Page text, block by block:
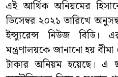
এই আর্থিক অনিয়মের
ডিসেম্বর ২০২১ তারিখে
ইন্স্যুরেন্স নিউজ বিডি।
মন্ত্রণালয়কে জানানো হয়
টাকার অনিয়ম হয়েছে। এ